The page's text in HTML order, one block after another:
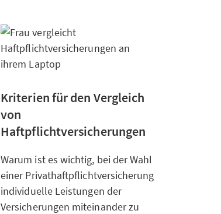
Kriterien für den Vergleich
von
Haftpflichtversicherungen
Warum ist es wichtig, bei der Wahl
einer Privathaftpflichtversicherung
individuelle Leistungen der
Versicherungen miteinander zu